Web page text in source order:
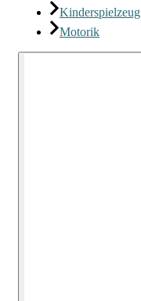
Kinderspielzeug
Motorik